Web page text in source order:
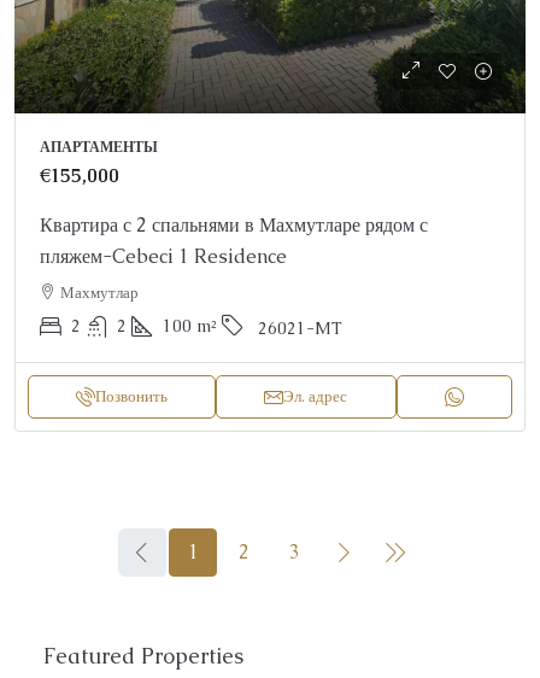
АПАРТАМЕНТЫ
€155,000
Квартира с 2 спальнями в Махмутларе рядом с
пляжем-Cebeci 1 Residence
Махмутлар
2 2 100 m² 26021-MT
Позвонить Эл. адрес
1 2 3
Featured Properties